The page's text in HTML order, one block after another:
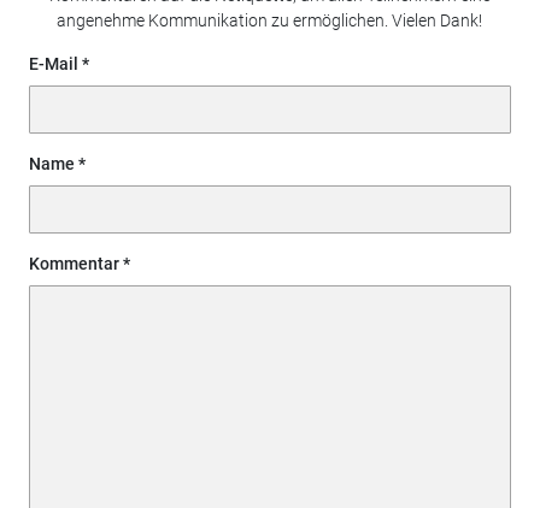
angenehme Kommunikation zu ermöglichen. Vielen Dank!
E-Mail
Name
Kommentar